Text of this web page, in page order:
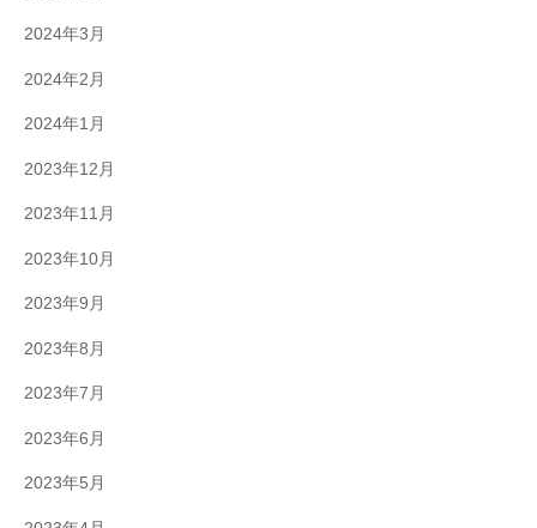
2024年3月
2024年2月
2024年1月
2023年12月
2023年11月
2023年10月
2023年9月
2023年8月
2023年7月
2023年6月
2023年5月